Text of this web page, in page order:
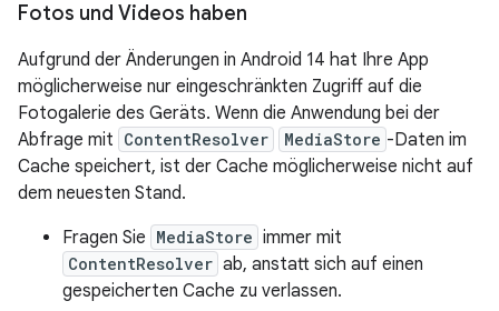
Fotos und Videos haben
Aufgrund der Änderungen in Android 14 hat Ihre App
möglicherweise nur eingeschränkten Zugriff auf die
Fotogalerie des Geräts. Wenn die Anwendung bei der
Abfrage mit ContentResolver MediaStore -Daten im
Cache speichert, ist der Cache möglicherweise nicht auf
dem neuesten Stand.
Fragen Sie MediaStore immer mit
ContentResolver ab, anstatt sich auf einen
gespeicherten Cache zu verlassen.